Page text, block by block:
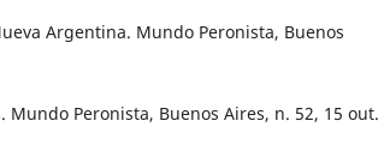
Argentina. Mundo Peronista, Buenos
Mundo Peronista, Buenos Aires, n. 52, 15 out.